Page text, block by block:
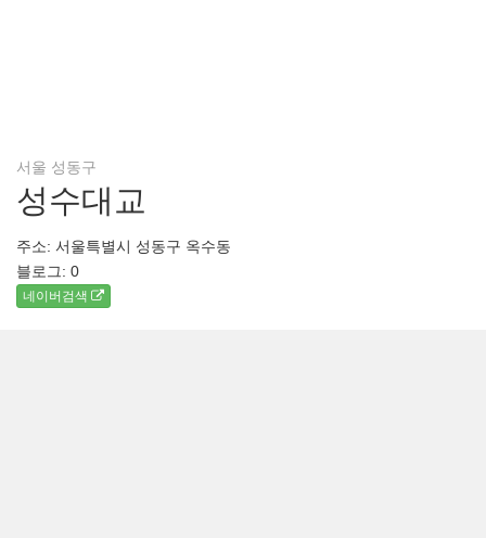
서울 성동구
성수대교
주소: 서울특별시 성동구 옥수동
블로그: 0
네이버검색